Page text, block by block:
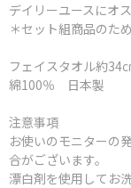
デイリーユースにオ
＊セット組商品のた
フェイスタオル約
綿100％ 日本製
注意事項
お使いのモニターの
合がございます。
漂白剤を使用してお